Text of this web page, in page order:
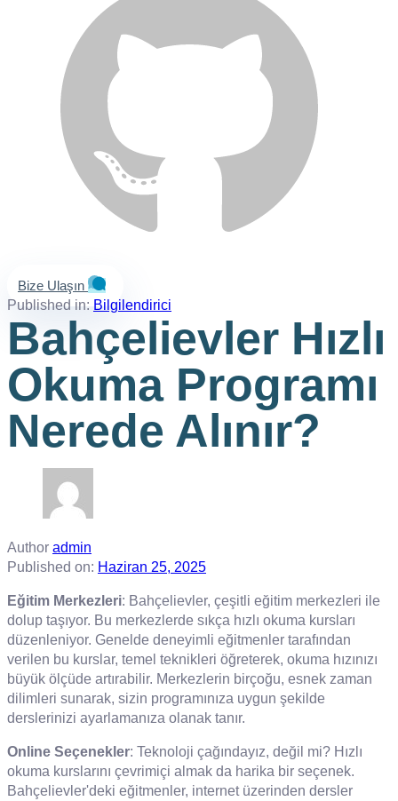
Bize Ulaşın
Published in: Bilgilendirici
Bahçelievler Hızlı
Okuma Programı
Nerede Alınır?
Author admin
Published on: Haziran 25, 2025
Eğitim Merkezleri: Bahçelievler, çeşitli eğitim merkezleri ile
dolup taşıyor. Bu merkezlerde sıkça hızlı okuma kursları
düzenleniyor. Genelde deneyimli eğitmenler tarafından
verilen bu kurslar, temel teknikleri öğreterek, okuma hızınızı
büyük ölçüde artırabilir. Merkezlerin birçoğu, esnek zaman
dilimleri sunarak, sizin programınıza uygun şekilde
derslerinizi ayarlamanıza olanak tanır.
Online Seçenekler: Teknoloji çağındayız, değil mi? Hızlı
okuma kurslarını çevrimiçi almak da harika bir seçenek.
Bahçelievler'deki eğitmenler, internet üzerinden dersler